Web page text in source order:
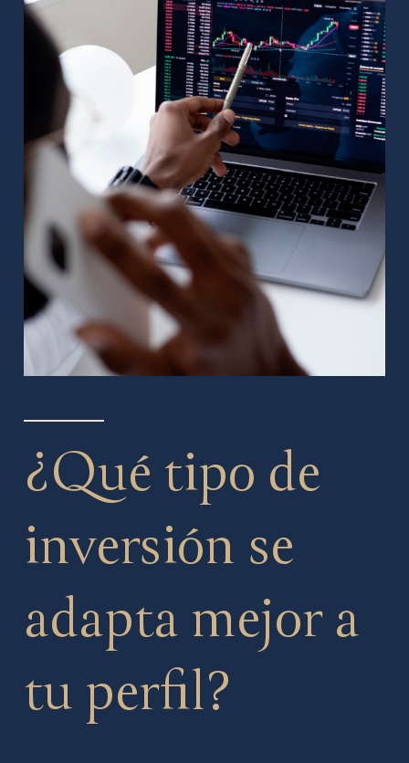
¿Qué tipo de
inversión se
adapta mejor a
tu perfil?